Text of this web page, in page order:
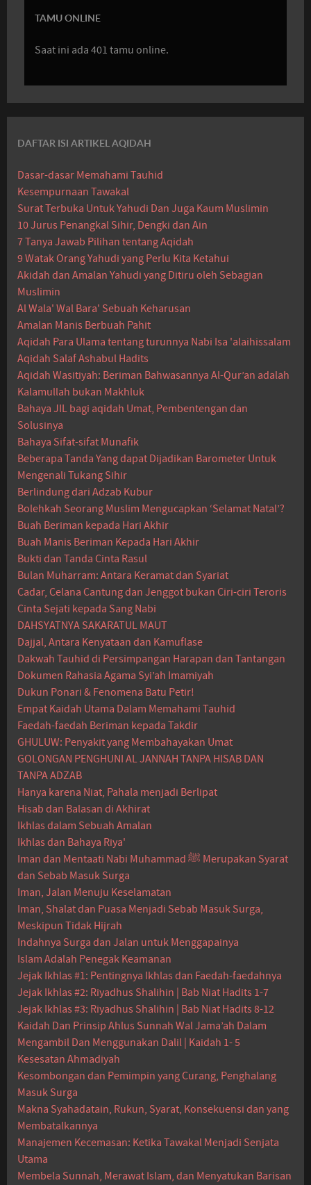
TAMU ONLINE
Saat ini ada 401 tamu online.
DAFTAR ISI ARTIKEL AQIDAH
Dasar-dasar Memahami Tauhid
Kesempurnaan Tawakal
Surat Terbuka Untuk Yahudi Dan Juga Kaum Muslimin
10 Jurus Penangkal Sihir, Dengki dan Ain
7 Tanya Jawab Pilihan tentang Aqidah
9 Watak Orang Yahudi yang Perlu Kita Ketahui
Akidah dan Amalan Yahudi yang Ditiru oleh Sebagian
Muslimin
Al Wala' Wal Bara' Sebuah Keharusan
Amalan Manis Berbuah Pahit
Aqidah Para Ulama tentang turunnya Nabi Isa 'alaihissalam
Aqidah Salaf Ashabul Hadits
Aqidah Wasitiyah: Beriman Bahwasannya Al-Qur’an adalah
Kalamullah bukan Makhluk
Bahaya JIL bagi aqidah Umat, Pembentengan dan
Solusinya
Bahaya Sifat-sifat Munafik
Beberapa Tanda Yang dapat Dijadikan Barometer Untuk
Mengenali Tukang Sihir
Berlindung dari Adzab Kubur
Bolehkah Seorang Muslim Mengucapkan ‘Selamat Natal’?
Buah Beriman kepada Hari Akhir
Buah Manis Beriman Kepada Hari Akhir
Bukti dan Tanda Cinta Rasul
Bulan Muharram: Antara Keramat dan Syariat
Cadar, Celana Cantung dan Jenggot bukan Ciri-ciri Teroris
Cinta Sejati kepada Sang Nabi
DAHSYATNYA SAKARATUL MAUT
Dajjal, Antara Kenyataan dan Kamuflase
Dakwah Tauhid di Persimpangan Harapan dan Tantangan
Dokumen Rahasia Agama Syi’ah Imamiyah
Dukun Ponari & Fenomena Batu Petir!
Empat Kaidah Utama Dalam Memahami Tauhid
Faedah-faedah Beriman kepada Takdir
GHULUW: Penyakit yang Membahayakan Umat
GOLONGAN PENGHUNI AL JANNAH TANPA HISAB DAN
TANPA ADZAB
Hanya karena Niat, Pahala menjadi Berlipat
Hisab dan Balasan di Akhirat
Ikhlas dalam Sebuah Amalan
Ikhlas dan Bahaya Riya'
Iman dan Mentaati Nabi Muhammad ﷺ Merupakan Syarat
dan Sebab Masuk Surga
Iman, Jalan Menuju Keselamatan
Iman, Shalat dan Puasa Menjadi Sebab Masuk Surga,
Meskipun Tidak Hijrah
Indahnya Surga dan Jalan untuk Menggapainya
Islam Adalah Penegak Keamanan
Jejak Ikhlas #1: Pentingnya Ikhlas dan Faedah-faedahnya
Jejak Ikhlas #2: Riyadhus Shalihin | Bab Niat Hadits 1-7
Jejak Ikhlas #3: Riyadhus Shalihin | Bab Niat Hadits 8-12
Kaidah Dan Prinsip Ahlus Sunnah Wal Jama’ah Dalam
Mengambil Dan Menggunakan Dalil | Kaidah 1- 5
Kesesatan Ahmadiyah
Kesombongan dan Pemimpin yang Curang, Penghalang
Masuk Surga
Makna Syahadatain, Rukun, Syarat, Konsekuensi dan yang
Membatalkannya
Manajemen Kecemasan: Ketika Tawakal Menjadi Senjata
Utama
Membela Sunnah, Merawat Islam, dan Menyatukan Barisan